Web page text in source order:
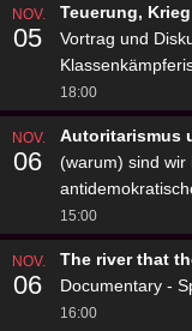
NOV.
05
Teuerung,
Vortrag und
18:00
NOV.
06
Autoritarismus
(warum) sind wir
15:00
NOV.
06
The river that
Documentary -
16:00